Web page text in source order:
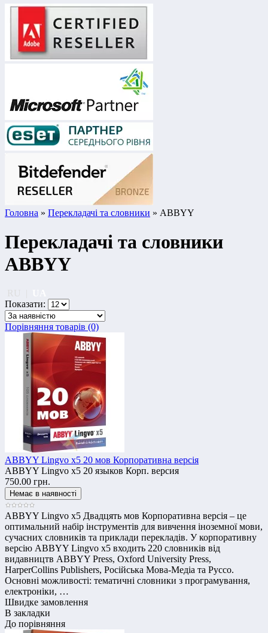
Головна » Перекладачі та словники » ABBYY
Перекладачі та словники
ABBYY
Показати:
Порівняння товарів (0)
ABBYY Lingvo х5 20 мов Корпоративна версія
ABBYY Lingvo х5 20 языков Корп. версия
750.00 грн.
ABBYY Lingvo х5 Двадцять мов Корпоративна версія – це
оптимальний набір інструментів для вивчення іноземної мови,
сучасних словників та приклади перекладів. У корпоративну
версію ABBYY Lingvo х5 входить 220 словників від
видавництв ABBYY Press, Oxford University Press,
HarperCollins Publishers, Російська Мова-Медіа та Руссо.
Основні можливості: тематичні словники з програмування,
електроніки, …
Швидке замовлення
В закладки
До порівняння